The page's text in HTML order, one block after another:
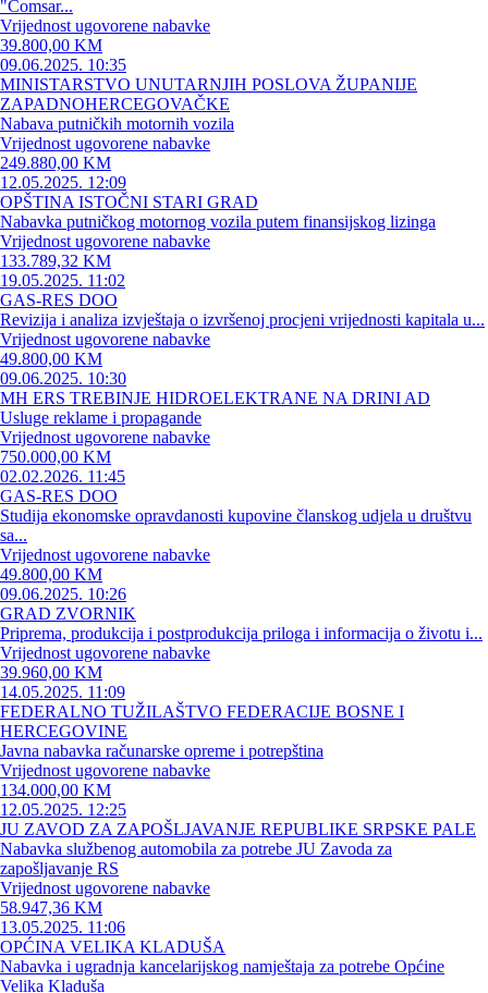
"Comsar...
Vrijednost ugovorene nabavke
39.800,00 KM
09.06.2025. 10:35
MINISTARSTVO UNUTARNJIH POSLOVA ŽUPANIJE
ZAPADNOHERCEGOVAČKE
Nabava putničkih motornih vozila
Vrijednost ugovorene nabavke
249.880,00 KM
12.05.2025. 12:09
OPŠTINA ISTOČNI STARI GRAD
Nabavka putničkog motornog vozila putem finansijskog lizinga
Vrijednost ugovorene nabavke
133.789,32 KM
19.05.2025. 11:02
GAS-RES DOO
Revizija i analiza izvještaja o izvršenoj procjeni vrijednosti kapitala u...
Vrijednost ugovorene nabavke
49.800,00 KM
09.06.2025. 10:30
MH ERS TREBINJE HIDROELEKTRANE NA DRINI AD
Usluge reklame i propagande
Vrijednost ugovorene nabavke
750.000,00 KM
02.02.2026. 11:45
GAS-RES DOO
Studija ekonomske opravdanosti kupovine članskog udjela u društvu
sa...
Vrijednost ugovorene nabavke
49.800,00 KM
09.06.2025. 10:26
GRAD ZVORNIK
Priprema, produkcija i postprodukcija priloga i informacija o životu i...
Vrijednost ugovorene nabavke
39.960,00 KM
14.05.2025. 11:09
FEDERALNO TUŽILAŠTVO FEDERACIJE BOSNE I
HERCEGOVINE
Javna nabavka računarske opreme i potrepština
Vrijednost ugovorene nabavke
134.000,00 KM
12.05.2025. 12:25
JU ZAVOD ZA ZAPOŠLJAVANJE REPUBLIKE SRPSKE PALE
Nabavka službenog automobila za potrebe JU Zavoda za
zapošljavanje RS
Vrijednost ugovorene nabavke
58.947,36 KM
13.05.2025. 11:06
OPĆINA VELIKA KLADUŠA
Nabavka i ugradnja kancelarijskog namještaja za potrebe Općine
Velika Kladuša